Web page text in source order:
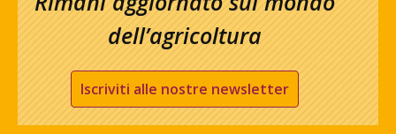
dell’agricoltura
Iscriviti alle nostre newsletter